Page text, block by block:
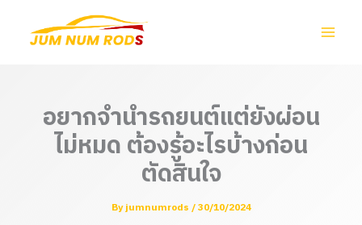
อยากจำนำรถยนต์แต่ยังผ่อน
ไม่หมด ต้องรู้อะไรบ้างก่อน
ตัดสินใจ
Byjumnumrods /30/10/2024